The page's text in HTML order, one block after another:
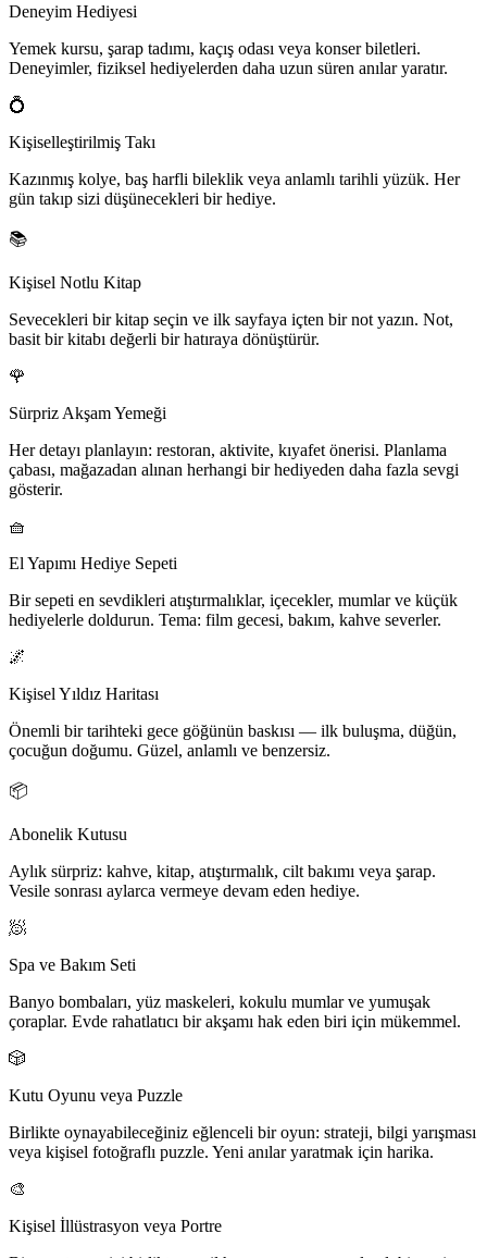
Deneyim Hediyesi
Yemek kursu, şarap tadımı, kaçış odası veya konser biletleri.
Deneyimler, fiziksel hediyelerden daha uzun süren anılar yaratır.
💍
Kişiselleştirilmiş Takı
Kazınmış kolye, baş harfli bileklik veya anlamlı tarihli yüzük. Her
gün takıp sizi düşünecekleri bir hediye.
📚
Kişisel Notlu Kitap
Sevecekleri bir kitap seçin ve ilk sayfaya içten bir not yazın. Not,
basit bir kitabı değerli bir hatıraya dönüştürür.
🌹
Sürpriz Akşam Yemeği
Her detayı planlayın: restoran, aktivite, kıyafet önerisi. Planlama
çabası, mağazadan alınan herhangi bir hediyeden daha fazla sevgi
gösterir.
🧺
El Yapımı Hediye Sepeti
Bir sepeti en sevdikleri atıştırmalıklar, içecekler, mumlar ve küçük
hediyelerle doldurun. Tema: film gecesi, bakım, kahve severler.
🌌
Kişisel Yıldız Haritası
Önemli bir tarihteki gece göğünün baskısı — ilk buluşma, düğün,
çocuğun doğumu. Güzel, anlamlı ve benzersiz.
📦
Abonelik Kutusu
Aylık sürpriz: kahve, kitap, atıştırmalık, cilt bakımı veya şarap.
Vesile sonrası aylarca vermeye devam eden hediye.
🧖
Spa ve Bakım Seti
Banyo bombaları, yüz maskeleri, kokulu mumlar ve yumuşak
çoraplar. Evde rahatlatıcı bir akşamı hak eden biri için mükemmel.
🎲
Kutu Oyunu veya Puzzle
Birlikte oynayabileceğiniz eğlenceli bir oyun: strateji, bilgi yarışması
veya kişisel fotoğraflı puzzle. Yeni anılar yaratmak için harika.
🎨
Kişisel İllüstrasyon veya Portre